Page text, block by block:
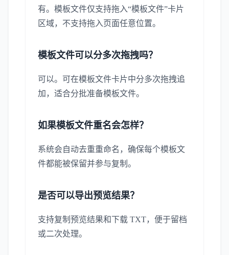
有。模板文件仅支持拖入“模板文件”卡片
区域，不支持拖入页面任意位置。
模板文件可以分多次拖拽吗？
可以。可在模板文件卡片中分多次拖拽追
加，适合分批准备模板文件。
如果模板文件重名会怎样？
系统会自动去重重命名，确保每个模板文
件都能被保留并参与复制。
是否可以导出预览结果？
支持复制预览结果和下载 TXT，便于留档
或二次处理。